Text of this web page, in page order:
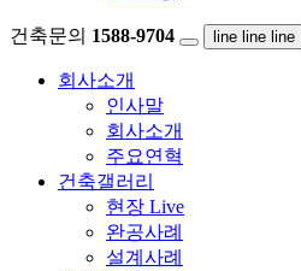
건축문의 1588-9704 line line line
회사소개
인사말
회사소개
주요연혁
건축갤러리
현장 Live
완공사례
설계사례